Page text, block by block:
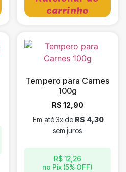
carrinho
Tempero para Carnes
100g
R$ 12,90
R$12,26
no Pix (5% OFF)
Em até 3x de R$ 4,30
sem juros